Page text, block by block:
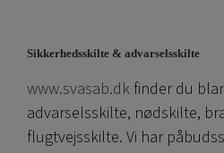
Sikkerhedsskilte & advarselsskilte
www.svasab.dk finder du
advarselsskilte, nødskilte,
flugtvejsskilte. Vi har